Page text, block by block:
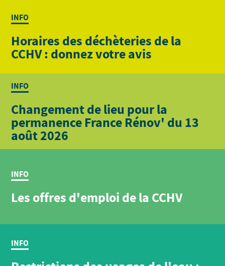
INFO
Horaires des déchèteries de la
CCHV : donnez votre avis
INFO
Changement de lieu pour la
permanence France Rénov' du 13
août 2026
INFO
Les offres d'emploi de la CCHV
INFO